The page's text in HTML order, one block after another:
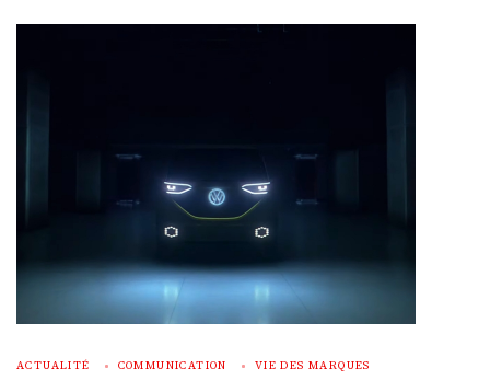
ACTUALITÉ COMMUNICATION VIE DES MARQUES